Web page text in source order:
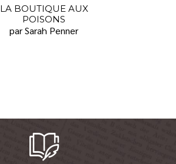
LA BOUTIQUE AUX
POISONS
par Sarah Penner